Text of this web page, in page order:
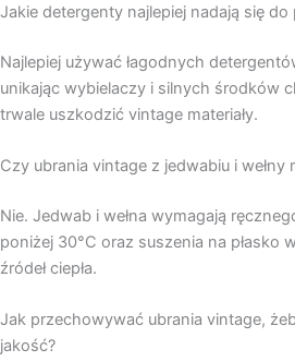
Jakie detergenty najlepiej nadają się
Najlepiej używać łagodnych
unikając wybielaczy i silnych środków
trwale uszkodzić vintage materiały.
Czy ubrania vintage z jedwabiu i wełny
Nie. Jedwab i wełna wymagają
poniżej 30°C oraz suszenia na płasko
źródeł ciepła.
Jak przechowywać ubrania vintage,
jakość?